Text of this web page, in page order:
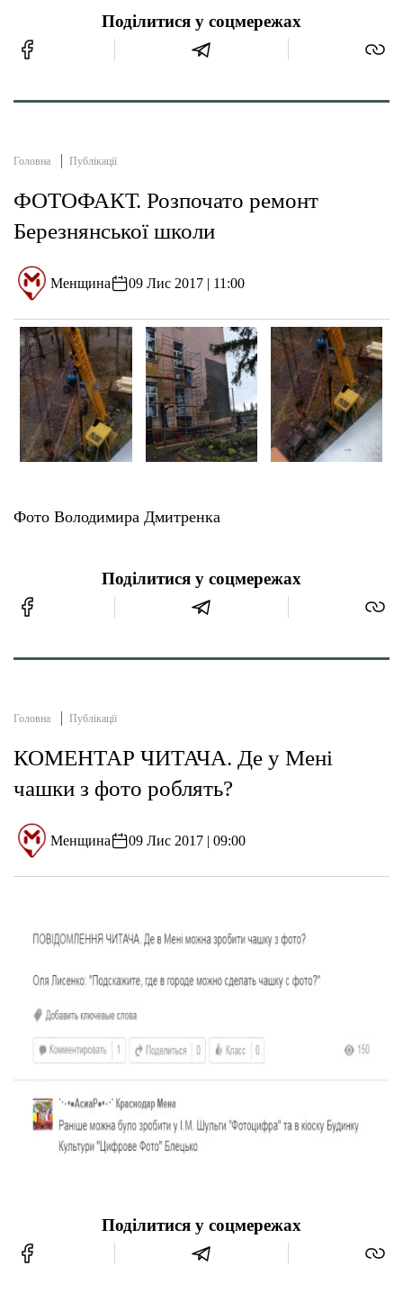
Поділитися у соцмережах
Головна Публікації
ФОТОФАКТ. Розпочато ремонт
Березнянської школи
Менщина 09 Лис 2017 | 11:00
Фото Володимира Дмитренка
Поділитися у соцмережах
Головна Публікації
КОМЕНТАР ЧИТАЧА. Де у Мені
чашки з фото роблять?
Менщина 09 Лис 2017 | 09:00
Поділитися у соцмережах